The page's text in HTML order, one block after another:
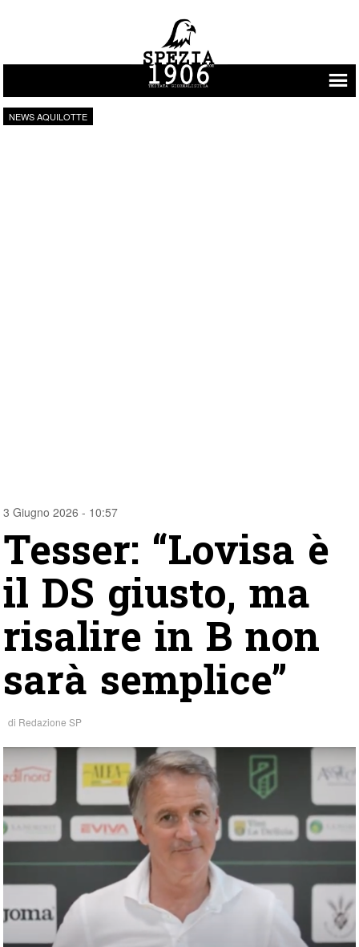
Vai al contenuto
NEWS AQUILOTTE
3 Giugno 2026 - 10:57
Tesser: “Lovisa è
il DS giusto, ma
risalire in B non
sarà semplice”
di Redazione SP